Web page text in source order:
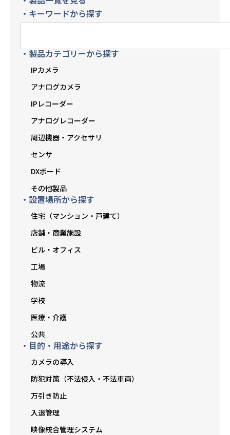
・キーワードから探す
・製品カテゴリーから探す
IPカメラ
アナログカメラ
IPレコーダー
アナログレコーダー
周辺機器・アクセサリ
センサ
DXボード
その他製品
・設置場所から探す
住宅（マンション・戸建て）
店舗・商業施設
ビル・オフィス
工場
物流
学校
医療・介護
公共
・目的・用途から探す
カメラの導入
防犯対策（不法侵入・不法車両）
万引き防止
入退管理
映像統合管理システム